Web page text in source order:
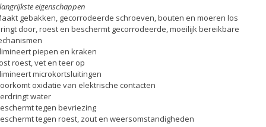
eigenschappen
gebakken, gecorrodeerde schroeven, bouten en moeren los
door, roest en beschermt gecorrodeerde, moeilijk bereikbare
piepen en kraken
roest, vet en teer op
microkortsluitingen
oxidatie van elektrische contacten
water
tegen bevriezing
tegen roest, zout en weersomstandigheden